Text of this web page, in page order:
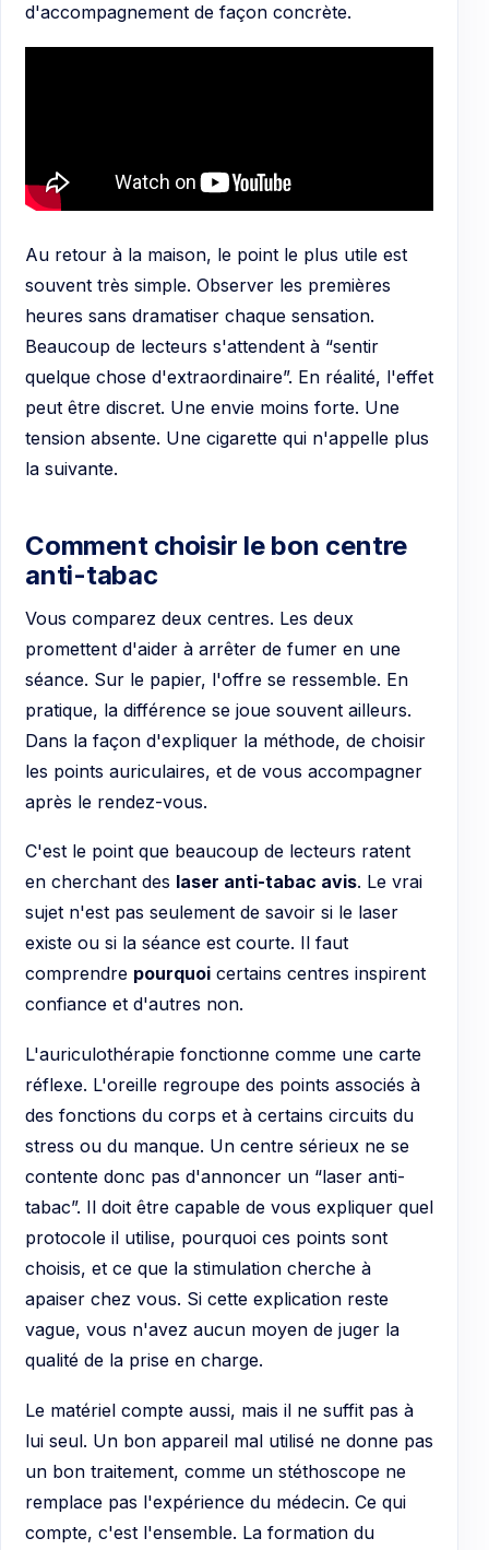
d'accompagnement de façon concrète.
Au retour à la maison, le point le plus utile est
souvent très simple. Observer les premières
heures sans dramatiser chaque sensation.
Beaucoup de lecteurs s'attendent à “sentir
quelque chose d'extraordinaire”. En réalité, l'effet
peut être discret. Une envie moins forte. Une
tension absente. Une cigarette qui n'appelle plus
la suivante.
Comment choisir le bon centre
anti-tabac
Vous comparez deux centres. Les deux
promettent d'aider à arrêter de fumer en une
séance. Sur le papier, l'offre se ressemble. En
pratique, la différence se joue souvent ailleurs.
Dans la façon d'expliquer la méthode, de choisir
les points auriculaires, et de vous accompagner
après le rendez-vous.
C'est le point que beaucoup de lecteurs ratent
en cherchant des laser anti-tabac avis. Le vrai
sujet n'est pas seulement de savoir si le laser
existe ou si la séance est courte. Il faut
comprendre pourquoi certains centres inspirent
confiance et d'autres non.
L'auriculothérapie fonctionne comme une carte
réflexe. L'oreille regroupe des points associés à
des fonctions du corps et à certains circuits du
stress ou du manque. Un centre sérieux ne se
contente donc pas d'annoncer un “laser anti-
tabac”. Il doit être capable de vous expliquer quel
protocole il utilise, pourquoi ces points sont
choisis, et ce que la stimulation cherche à
apaiser chez vous. Si cette explication reste
vague, vous n'avez aucun moyen de juger la
qualité de la prise en charge.
Le matériel compte aussi, mais il ne suffit pas à
lui seul. Un bon appareil mal utilisé ne donne pas
un bon traitement, comme un stéthoscope ne
remplace pas l'expérience du médecin. Ce qui
compte, c'est l'ensemble. La formation du